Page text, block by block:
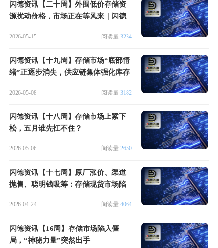
闪德资讯【二十周】外围低价存储资
源扰动价格，市场正在等风来｜闪德
2026-05-15 阅读量 3234
闪德资讯【十九周】存储市场“底部情
绪”正逐步消失，供应链集体强化库存
2026-05-08 阅读量 3182
闪德资讯【十八周】存储市场上紧下
松，五月谁先扛不住？
2026-05-06 阅读量 2650
闪德资讯【十七周】原厂涨价、渠道
抛售、聪明钱吸筹：存储现货市场陷
2026-04-24 阅读量 4064
闪德资讯【16周】存储市场陷入僵
局，“神秘力量”突然出手